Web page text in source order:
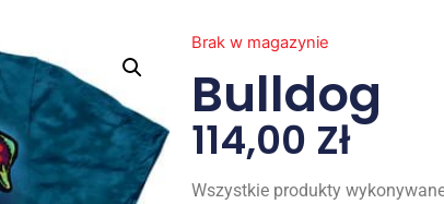
Brak w magazynie
Bulldog
114,00 Zł
Wszystkie produkty